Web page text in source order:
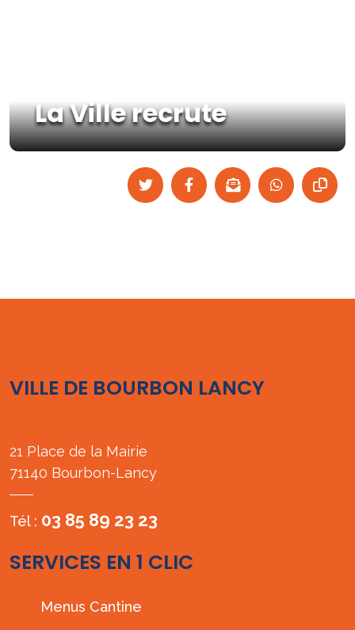
La Ville recrute
VILLE DE BOURBON LANCY
21 Place de la Mairie
71140 Bourbon-Lancy
Tél : 03 85 89 23 23
SERVICES EN 1 CLIC
Menus Cantine